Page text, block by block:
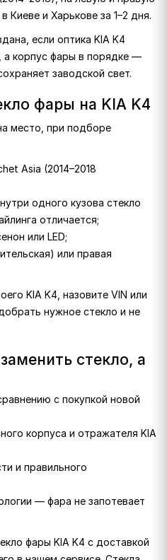
Киеве и Харькове за 1–2 дня.
если оптика KIA K4
а корпус фары в порядке —
заводской свет.
фары на KIA K4
место, при подборе
Asia (2014–2018
одного кузова стекло
отличается;
или LED;
или правая
KIA K4, назовите VIN или
нужное стекло и не
стекло, а
с покупкой новой
корпуса и отражателя KIA
и правильного
— фара не запотевает
фары KIA K4 с доставкой